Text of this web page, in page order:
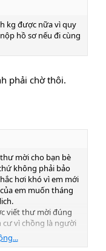
kg được nữa vì quy
hồ sơ nếu đi cùng
phải chờ thôi.
mời cho bạn bè
không phải bảo
hơi khó vì em mới
em muốn tháng
viết thư mời đúng
cư vì chồng là người